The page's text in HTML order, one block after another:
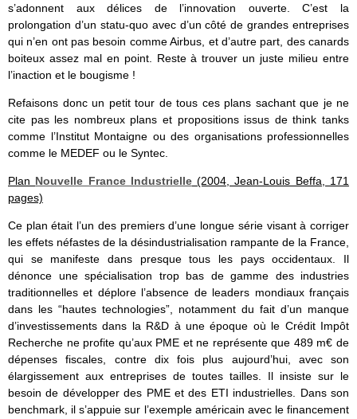
s’adonnent aux délices de l’innovation ouverte. C’est la
prolongation d’un statu-quo avec d’un côté de grandes entreprises
qui n’en ont pas besoin comme Airbus, et d’autre part, des canards
boiteux assez mal en point. Reste à trouver un juste milieu entre
l’inaction et le bougisme !
Refaisons donc un petit tour de tous ces plans sachant que je ne
cite pas les nombreux plans et propositions issus de think tanks
comme l’Institut Montaigne ou des organisations professionnelles
comme le MEDEF ou le Syntec.
Plan Nouvelle France Industrielle(2004, Jean-Louis Beffa, 171
pages)
Ce plan était l’un des premiers d’une longue série visant à corriger
les effets néfastes de la désindustrialisation rampante de la France,
qui se manifeste dans presque tous les pays occidentaux. Il
dénonce une spécialisation trop bas de gamme des industries
traditionnelles et déplore l’absence de leaders mondiaux français
dans les “hautes technologies”, notamment du fait d’un manque
d’investissements dans la R&D à une époque où le Crédit Impôt
Recherche ne profite qu’aux PME et ne représente que 489 m€ de
dépenses fiscales, contre dix fois plus aujourd’hui, avec son
élargissement aux entreprises de toutes tailles. Il insiste sur le
besoin de développer des PME et des ETI industrielles. Dans son
benchmark, il s’appuie sur l’exemple américain avec le financement